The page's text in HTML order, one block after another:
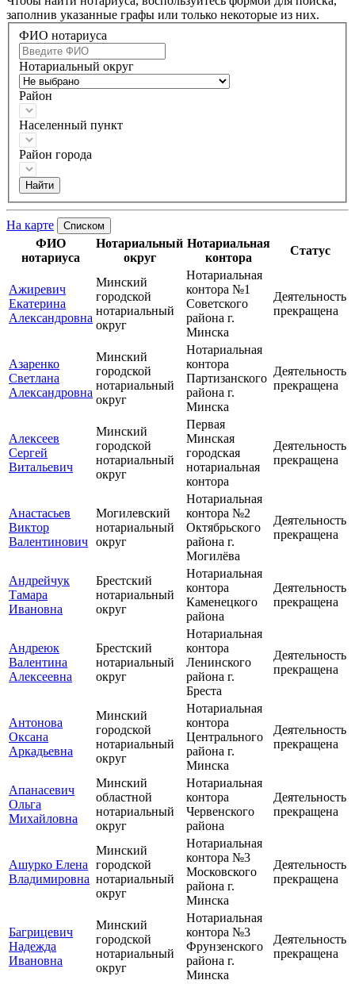
заполнив указанные графы или только некоторые из них.
ФИО нотариуса
Нотариальный округ
Район
Населенный пункт
Район города
На карте Списком
ФИО
нотариуса
Нотариальный
округ
Нотариальная
контора
Статус
Ажиревич
Екатерина
Александровна
Минский
городской
нотариальный
округ
Нотариальная
контора №1
Советского
района г.
Минска
Деятельность
прекращена
Азаренко
Светлана
Александровна
Минский
городской
нотариальный
округ
Нотариальная
контора
Партизанского
района г.
Минска
Деятельность
прекращена
Алексеев
Сергей
Витальевич
Минский
городской
нотариальный
округ
Первая
Минская
городская
нотариальная
контора
Деятельность
прекращена
Анастасьев
Виктор
Валентинович
Могилевский
нотариальный
округ
Нотариальная
контора №2
Октябрьского
района г.
Могилёва
Деятельность
прекращена
Андрейчук
Тамара
Ивановна
Брестский
нотариальный
округ
Нотариальная
контора
Каменецкого
района
Деятельность
прекращена
Андреюк
Валентина
Алексеевна
Брестский
нотариальный
округ
Нотариальная
контора
Ленинского
района г.
Бреста
Деятельность
прекращена
Антонова
Оксана
Аркадьевна
Минский
городской
нотариальный
округ
Нотариальная
контора
Центрального
района г.
Минска
Деятельность
прекращена
Апанасевич
Ольга
Михайловна
Минский
областной
нотариальный
округ
Нотариальная
контора
Червенского
района
Деятельность
прекращена
Ашурко Елена
Владимировна
Минский
городской
нотариальный
округ
Нотариальная
контора №3
Московского
района г.
Минска
Деятельность
прекращена
Багрицевич
Надежда
Ивановна
Минский
городской
нотариальный
округ
Нотариальная
контора №3
Фрунзенского
района г.
Минска
Деятельность
прекращена